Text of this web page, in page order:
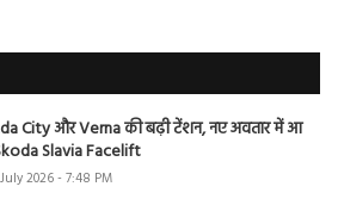
City और Verna की बढ़ी टेंशन, नए अवतार में आ
Slavia Facelift
2026 - 7:48 PM